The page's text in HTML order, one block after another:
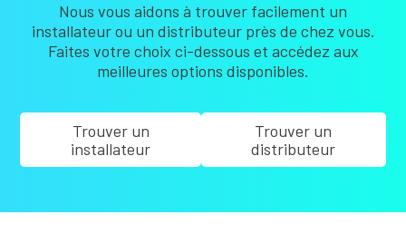
Nous vous aidons à trouver facilement un
installateur ou un distributeur près de chez vous.
Faites votre choix ci-dessous et accédez aux
meilleures options disponibles.
Trouver un
installateur
Trouver un
distributeur